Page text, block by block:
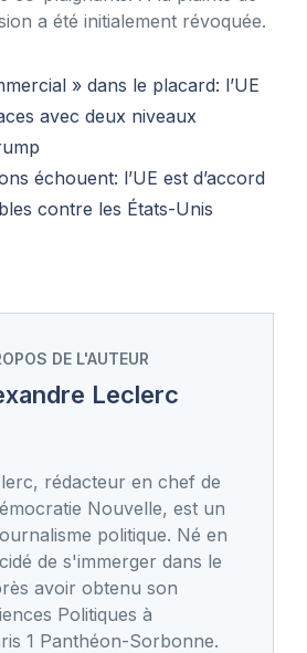
a été initialement révoquée.
» dans le placard: l’UE
avec deux niveaux
échouent: l’UE est d’accord
contre les États-Unis
DE L'AUTEUR
Leclerc
rédacteur en chef de
Nouvelle, est un
politique. Né en
de s'immerger dans le
avoir obtenu son
Politiques à
1 Panthéon-Sorbonne.